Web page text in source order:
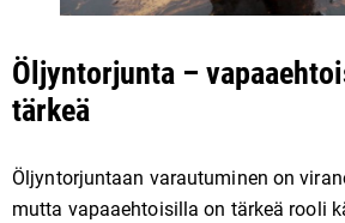
Öljyntorjunta –
tärkeä
Öljyntorjuntaan varautuminen on
mutta vapaaehtoisilla on tärkeä rooli